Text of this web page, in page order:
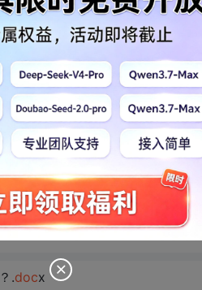
m0_65191343/75529490?
举报
切
.docx